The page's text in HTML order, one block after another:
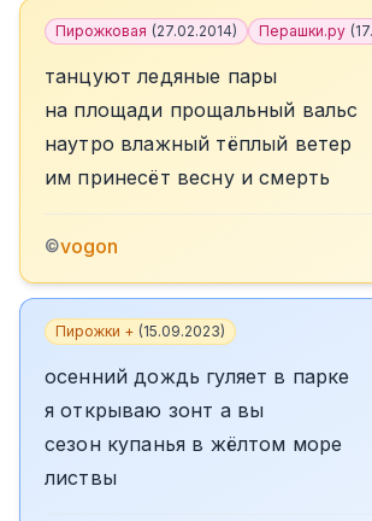
Пирожковая (27.02.2014) Перашки.ру (
танцуют ледяные пары
на площади прощальный вальс
наутро влажный тёплый ветер
им принесёт весну и смерть
©vogon
Пирожки + (15.09.2023)
осенний дождь гуляет в парке
я открываю зонт а вы
сезон купанья в жёлтом море
листвы